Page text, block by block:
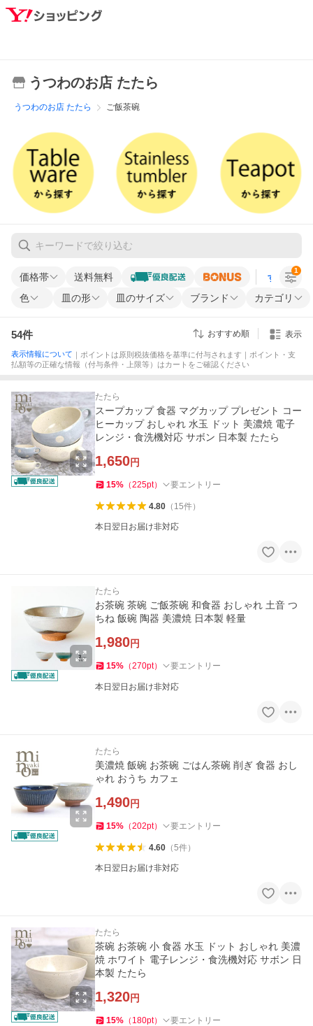
うつわのお店 たたら
うつわのお店 たたら ご飯茶碗
価格帯 送料無料 すべての条
色 皿の形 皿のサイズ ブランド カテゴリ
1
54件 おすすめ順 表示
表示情報について ｜ポイントは原則税抜価格を基準に付与されます｜ポイント・支
払額等の正確な情報（付与条件・上限等）はカートをご確認ください
たたら
スープカップ 食器 マグカップ プレゼント コー
ヒーカップ おしゃれ 水玉 ドット 美濃焼 電子
レンジ・食洗機対応 サボン 日本製 たたら
1,650円
15% （225pt） 要エントリー
4.80（ 15件）
本日翌日お届け非対応
たたら
お茶碗 茶碗 ご飯茶碗 和食器 おしゃれ 土音 つ
ちね 飯碗 陶器 美濃焼 日本製 軽量
1,980円
15% （270pt） 要エントリー
本日翌日お届け非対応
たたら
美濃焼 飯碗 お茶碗 ごはん茶碗 削ぎ 食器 おし
ゃれ おうち カフェ
1,490円
15% （202pt） 要エントリー
4.60（5件）
本日翌日お届け非対応
たたら
茶碗 お茶碗 小 食器 水玉 ドット おしゃれ 美濃
焼 ホワイト 電子レンジ・食洗機対応 サボン 日
本製 たたら
1,320円
15% （ 180pt） 要エントリー